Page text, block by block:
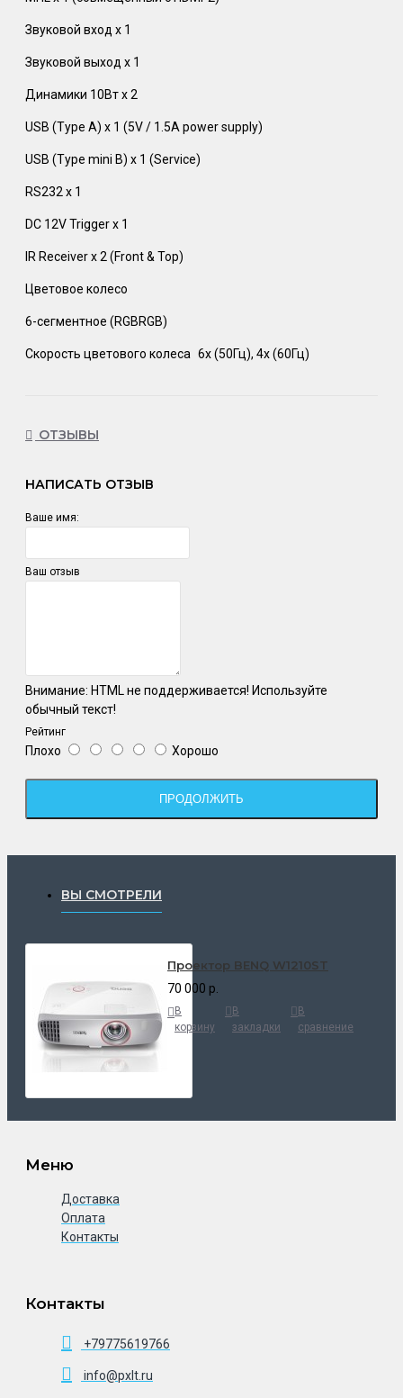
Звуковой вход x 1
Звуковой выход x 1
Динамики 10Вт x 2
USB (Type A) x 1 (5V / 1.5A power supply)
USB (Type mini B) x 1 (Service)
RS232 x 1
DC 12V Trigger x 1
IR Receiver x 2 (Front & Top) ‎
Цветовое колесо
6-сегментное (RGBRGB)‎
Скорость цветового колеса‎ 6x (50Гц), 4x (60Гц)‎
ОТЗЫВЫ
НАПИСАТЬ ОТЗЫВ
Ваше имя:
Ваш отзыв
Внимание: HTML не поддерживается! Используйте
обычный текст!
Рейтинг
Плохо Хорошо
ПРОДОЛЖИТЬ
ВЫ СМОТРЕЛИ
Проектор BENQ W1210ST
70 000 р.
В
корзину
В
закладки
В
сравнение
Меню
Доставка
Оплата
Контакты
Контакты
+79775619766
info@pxlt.ru